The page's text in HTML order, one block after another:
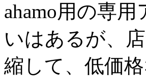
ahamo用の専
いはあるが、
縮して、低価